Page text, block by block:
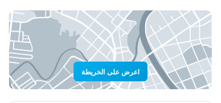
اعرض على الخريطة